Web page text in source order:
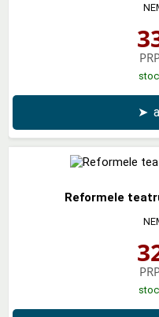
➤
Reformele